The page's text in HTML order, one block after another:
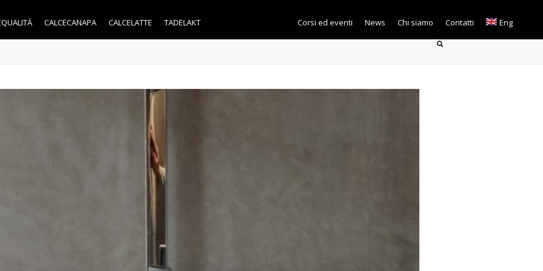
CALCECANAPA CALCELATTE TADELAKT Corsi ed eventi News Chi siamo Contatti Eng